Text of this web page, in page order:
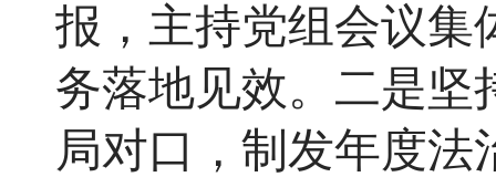
报，主持党组会议集
务落地见效。二是坚
局对口， 制发年度法